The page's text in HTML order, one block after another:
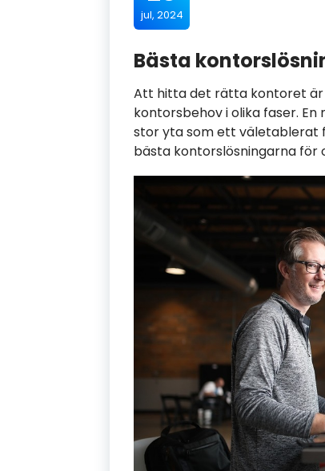
jul, 2024
Bästa
Att hitta det rätta kontoret är
kontorsbehov i olika faser.
stor yta som ett väletablerat
bästa kontorslösningarna för